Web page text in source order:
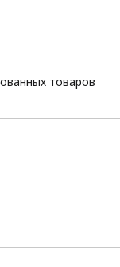
товаров